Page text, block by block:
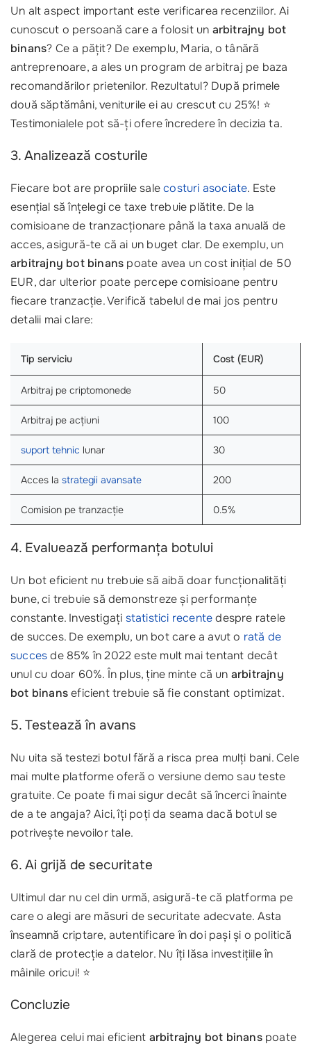
Un alt aspect important este verificarea recenziilor. Ai
cunoscut o persoană care a folosit un arbitrajny bot
binans? Ce a pățit? De exemplu, Maria, o tânără
antreprenoare, a ales un program de arbitraj pe baza
recomandărilor prietenilor. Rezultatul? După primele
două săptămâni, veniturile ei au crescut cu 25%! ⭐
Testimonialele pot să-ți ofere încredere în decizia ta.
3. Analizează costurile
Fiecare bot are propriile salecosturi asociate. Este
esențial să înțelegi ce taxe trebuie plătite. De la
comisioane de tranzacționare până la taxa anuală de
acces, asigură-te că ai un buget clar. De exemplu, un
arbitrajny bot binans poate avea un cost inițial de 50
EUR, dar ulterior poate percepe comisioane pentru
fiecare tranzacție. Verifică tabelul de mai jos pentru
detalii mai clare:
Tip serviciu Cost (EUR)
Arbitraj pe criptomonede 50
Arbitraj pe acțiuni 100
suport tehnic lunar 30
Acces la strategii avansate 200
Comision pe tranzacție 0.5%
4. Evaluează performanța botului
Un bot eficient nu trebuie să aibă doar funcționalități
bune, ci trebuie să demonstreze și performanțe
constante. Investigați statistici recentedespre ratele
de succes. De exemplu, un bot care a avut o rată de
succesde 85% în 2022 este mult mai tentant decât
unul cu doar 60%. În plus, ține minte că un arbitrajny
bot binanseficient trebuie să fie constant optimizat.
5. Testează în avans
Nu uita să testezi botul fără a risca prea mulți bani. Cele
mai multe platforme oferă o versiune demo sau teste
gratuite. Ce poate fi mai sigur decât să încerci înainte
de a te angaja? Aici, îți poți da seama dacă botul se
potrivește nevoilor tale.
6. Ai grijă de securitate
Ultimul dar nu cel din urmă, asigură-te că platforma pe
care o alegi are măsuri de securitate adecvate. Asta
înseamnă criptare, autentificare în doi pași și o politică
clară de protecție a datelor. Nu îți lăsa investițiile în
mâinile oricui! ⭐
Concluzie
Alegerea celui mai eficient arbitrajny bot binanspoate